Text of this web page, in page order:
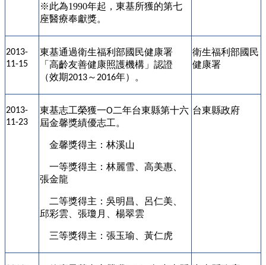
※此為1990年起，東基所獲的第七
座醫療奉獻獎。
2013-
11-15
東基通過衛生福利部國民健康署
「高齡友善健康照護機構」認證
（效期2013～2016年）。
衛生福利部國民
健康署
2013-
11-23
東基志工榮獲一O二年台東縣第十六
屆金馨獎績優志工。
金馨獎得主：林溪山
一等獎得主：林麗雪、高美惠、
張金龍
二等獎得主：吳明昌、呂仁美、
邱彩雲、張瓊月、楊翠雲
三等獎得主：張玉瑜、黃仁虎
台東縣政府